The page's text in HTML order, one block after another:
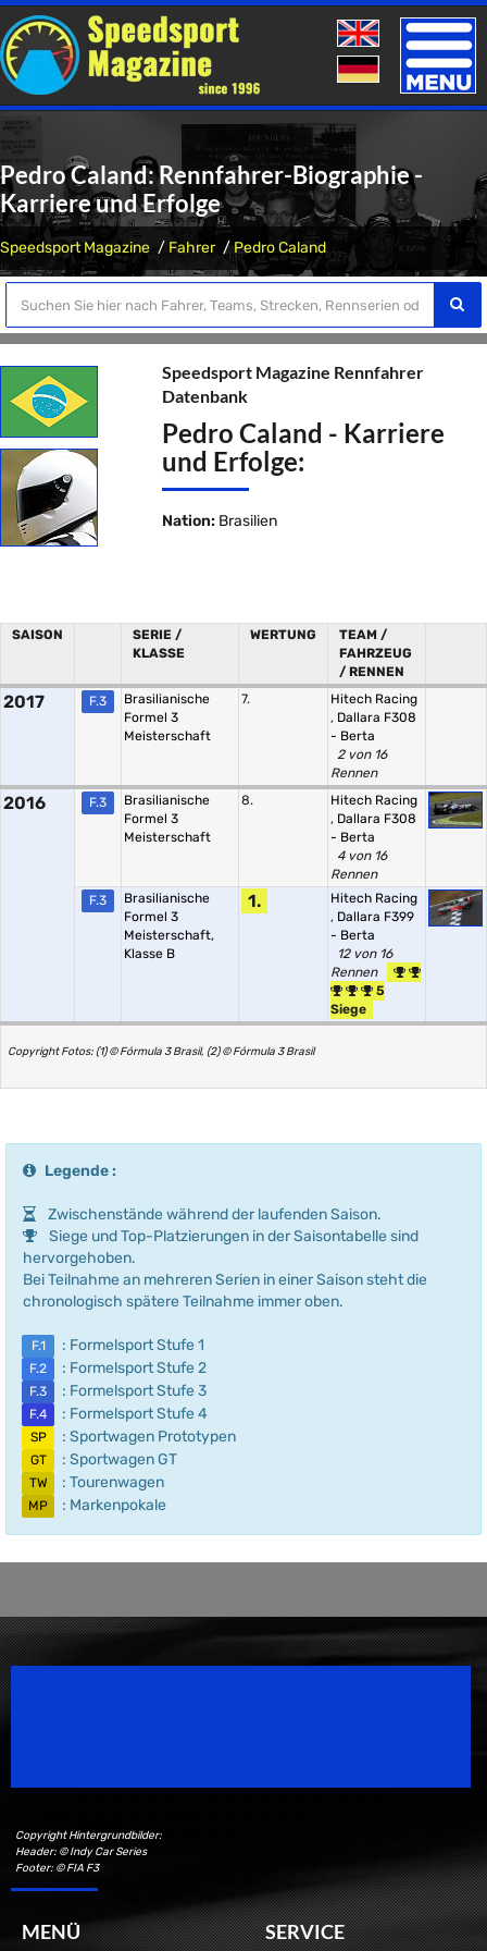
Toggle
Pedro Caland: Rennfahrer-Biographie -
Karriere und Erfolge
Speedsport Magazine Fahrer Pedro Caland
Speedsport Magazine Rennfahrer
Datenbank
Pedro Caland - Karriere
und Erfolge:
Nation: Brasilien
SAISON
SERIE /
KLASSE
WERTUNG
TEAM /
FAHRZEUG
/ RENNEN
2017 F.3
Brasilianische
Formel 3
Meisterschaft
7.
Hitech Racing
, Dallara F308
- Berta
2 von 16
Rennen
2016 F.3
Brasilianische
Formel 3
Meisterschaft
8.
Hitech Racing
, Dallara F308
- Berta
4 von 16
Rennen
F.3
Brasilianische
Formel 3
Meisterschaft,
Klasse B
1.
Hitech Racing
, Dallara F399
- Berta
12 von 16
Rennen
5
Siege
Copyright Fotos: (1) © Fórmula 3 Brasil, (2) © Fórmula 3 Brasil
Legende :
Zwischenstände während der laufenden Saison.
Siege und Top-Platzierungen in der Saisontabelle sind
hervorgehoben.
Bei Teilnahme an mehreren Serien in einer Saison steht die
chronologisch spätere Teilnahme immer oben.
F.1 : Formelsport Stufe 1
F.2 : Formelsport Stufe 2
F.3 : Formelsport Stufe 3
F.4 : Formelsport Stufe 4
SP : Sportwagen Prototypen
GT : Sportwagen GT
TW : Tourenwagen
MP : Markenpokale
Copyright Hintergrundbilder:
Header: © Indy Car Series
Footer: © FIA F3
MENÜ SERVICE